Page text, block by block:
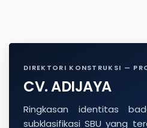
DIREKTORI KONSTRUKSI —
CV. ADIJAYA
Ringkasan identitas
subklasifikasi SBU yang